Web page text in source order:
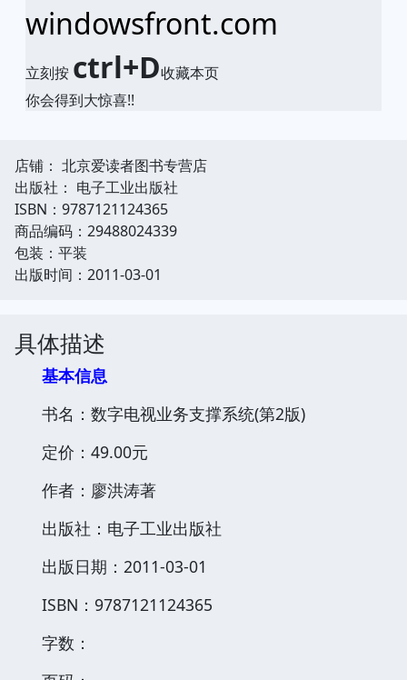
windowsfront.com
立刻按 ctrl+D收藏本页
你会得到大惊喜!!
店铺： 北京爱读者图书专营店
出版社： 电子工业出版社
ISBN：9787121124365
商品编码：29488024339
包装：平装
出版时间：2011-03-01
具体描述
基本信息
书名：数字电视业务支撑系统(第2版)
定价：49.00元
作者：廖洪涛著
出版社：电子工业出版社
出版日期：2011-03-01
ISBN：9787121124365
字数：